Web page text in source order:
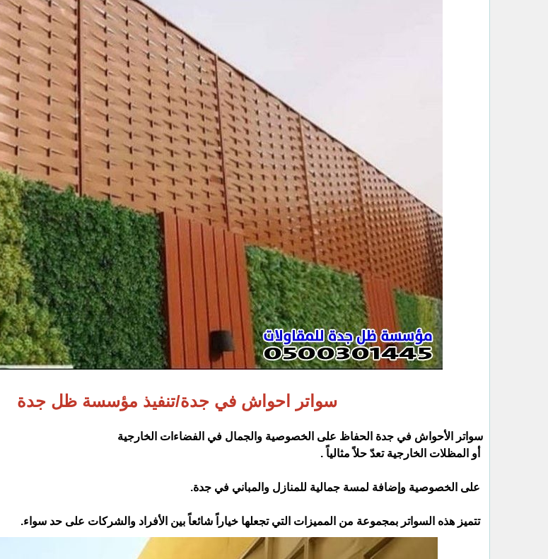
سواتر احواش في جدة/تنفيذ مؤسسة ظل جدة
سواتر الأحواش في جدة الحفاظ على الخصوصية والجمال في الفضاءات الخارجية
أو المظلات الخارجية تعدّ حلاً مثالياً .
على الخصوصية وإضافة لمسة جمالية للمنازل والمباني في جدة.
تتميز هذه السواتر بمجموعة من المميزات التي تجعلها خياراً شائعاً بين الأفراد والشركات على حد سواء.